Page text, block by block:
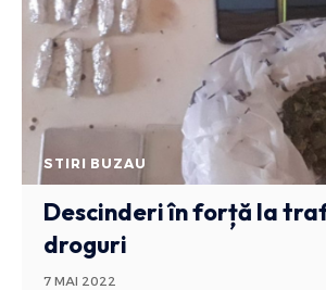
STIRI BUZAU
Descinderi în forță la
droguri
7 MAI 2022